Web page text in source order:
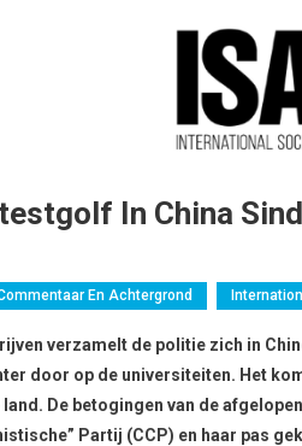
In China
En Achtergrond
verzamelt de politie zich in
door op de universiteiten. Het
De betogingen van de
Partij (CCP) en haar pas